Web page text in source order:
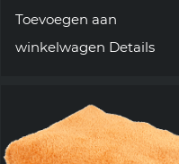
Toevoegen aan
winkelwagen Details